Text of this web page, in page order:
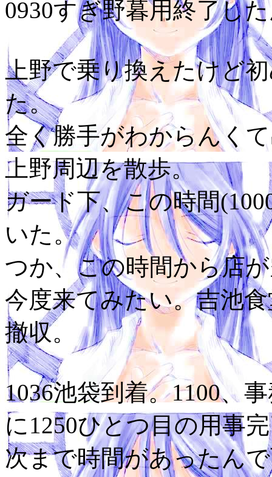
0930すぎ野暮用終了し
上野で乗り換えたけど
た。
全く勝手がわからんく
上野周辺を散歩。
ガード下、この時間
いた。
つか、この時間から店
今度来てみたい。吉池
撤収。
1036池袋到着。1100、
に1250ひとつ目の用事
次まで時間があったん